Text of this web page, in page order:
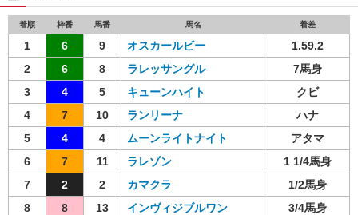
着順 枠番 馬番 馬名 着差
1 6 9 オスカールビー
1.59.2
2
6 8 ラレッサングル
7馬身
3
4 5 キューンハイト
クビ
4
7 10 ランリーナ
ハナ
5
4 4 ムーンライトナイト
アタマ
6
7 11 ラレゾン
1 1/4馬身
7
2 2 カマクラ
1/2馬身
8
8 13 インヴィジブルワン
3/4馬身